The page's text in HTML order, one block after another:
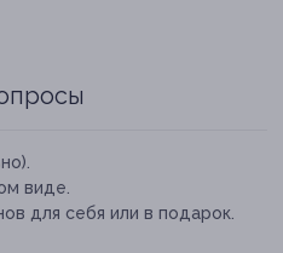
виде.
для себя или в подарок.